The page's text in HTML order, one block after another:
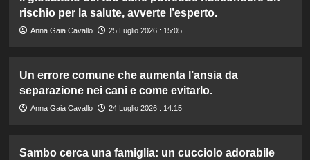
rischio per la salute, avverte l’esperto.
Anna Gaia Cavallo 25 Luglio 2026 : 15:05
Un errore comune che aumenta l’ansia da
separazione nei cani e come evitarlo.
Anna Gaia Cavallo 24 Luglio 2026 : 14:15
Sambo cerca una famiglia: un cucciolo adorabile